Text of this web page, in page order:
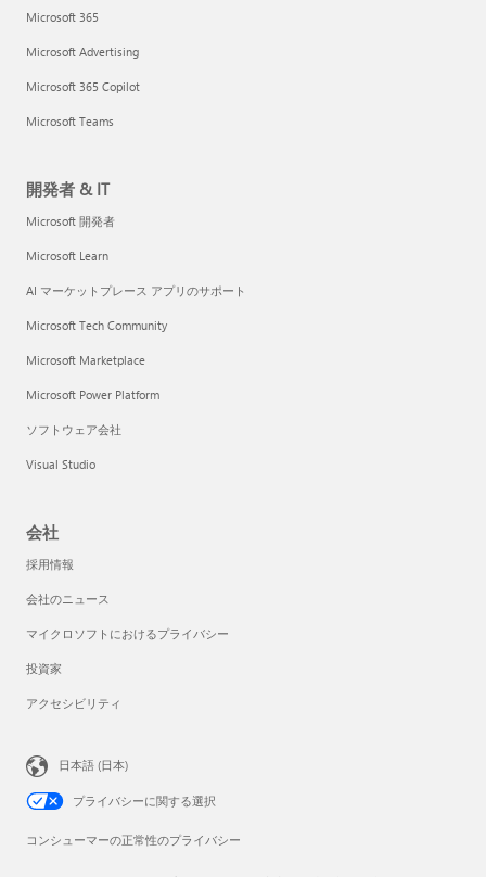
Microsoft 365
Microsoft Advertising
Microsoft 365 Copilot
Microsoft Teams
開発者 & IT
Microsoft 開発者
Microsoft Learn
AI マーケットプレース アプリのサポート
Microsoft Tech Community
Microsoft Marketplace
Microsoft Power Platform
ソフトウェア会社
Visual Studio
会社
採用情報
会社のニュース
マイクロソフトにおけるプライバシー
投資家
アクセシビリティ
日本語 (日本)
プライバシーに関する選択
コンシューマーの正常性のプライバシー